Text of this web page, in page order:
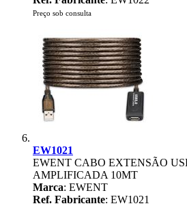
Preço sob consulta
EW1021
EWENT CABO EXTENSÃO
AMPLIFICADA 10MT
Marca: EWENT
Ref. Fabricante: EW1021